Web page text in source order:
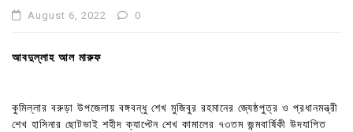
August 6, 2022 0
আবদুল্লাহ আল মারুফ
কুমিল্লার বরুড়া উপজেলায় বঙ্গবন্ধু শেখ মুজিবুর রহমানের জ্যেষ্ঠপুত্র ও প্রধানমন্ত্রী
শেখ হাসিনার ছোটভাই শহীদ ক্যাপ্টেন শেখ কামালের ৭৩তম জন্মবার্ষিকী উদযাপিত